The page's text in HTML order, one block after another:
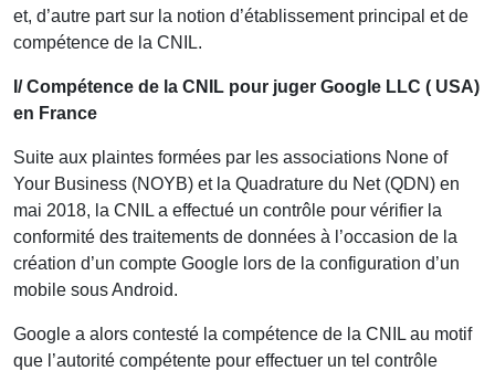
et, d’autre part sur la notion d’établissement principal et de
compétence de la CNIL.
I/ Compétence de la CNIL pour juger Google LLC ( USA)
en France
Suite aux plaintes formées par les associations None of
Your Business (NOYB) et la Quadrature du Net (QDN) en
mai 2018, la CNIL a effectué un contrôle pour vérifier la
conformité des traitements de données à l’occasion de la
création d’un compte Google lors de la configuration d’un
mobile sous Android.
Google a alors contesté la compétence de la CNIL au motif
que l’autorité compétente pour effectuer un tel contrôle